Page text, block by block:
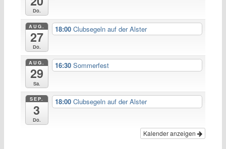
Do.
AUG.
27
Do.
18:00Clubsegeln auf der Alster
AUG.
29
Sa.
16:30Sommerfest
SEP.
3
Do.
18:00Clubsegeln auf der Alster
Kalender anzeigen